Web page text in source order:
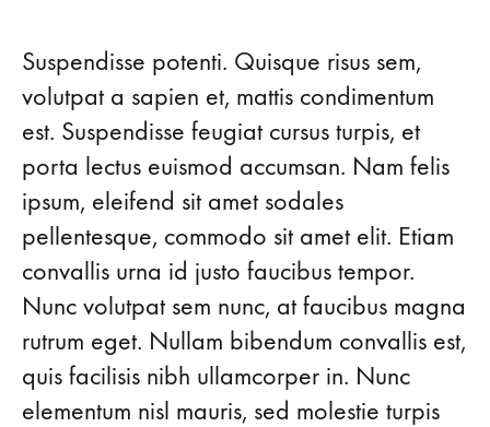
HARDY
RECEIVES
THE
HONNEUR
ACCESSORIES
MAESTRO
PIERRE
HARDY
RECEIVES
THE
HONNEUR
Suspendisse potenti. Quisque risus sem,
volutpat a sapien et, mattis condimentum
est. Suspendisse feugiat cursus turpis, et
porta lectus euismod accumsan. Nam felis
ipsum, eleifend sit amet sodales
pellentesque, commodo sit amet elit. Etiam
convallis urna id justo faucibus tempor.
Nunc volutpat sem nunc, at faucibus magna
rutrum eget. Nullam bibendum convallis est,
quis facilisis nibh ullamcorper in. Nunc
elementum nisl mauris, sed molestie turpis